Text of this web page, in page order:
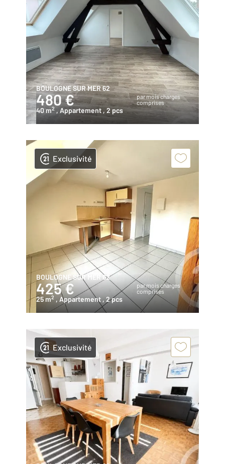
BOULOGNE SUR MER 62
480 €
par mois charges
comprises
40 m2 , Appartement , 2 pcs
Exclusivité
BOULOGNE SUR MER 62
425 €
par mois charges
comprises
25 m2 , Appartement, 2 pcs
Exclusivité